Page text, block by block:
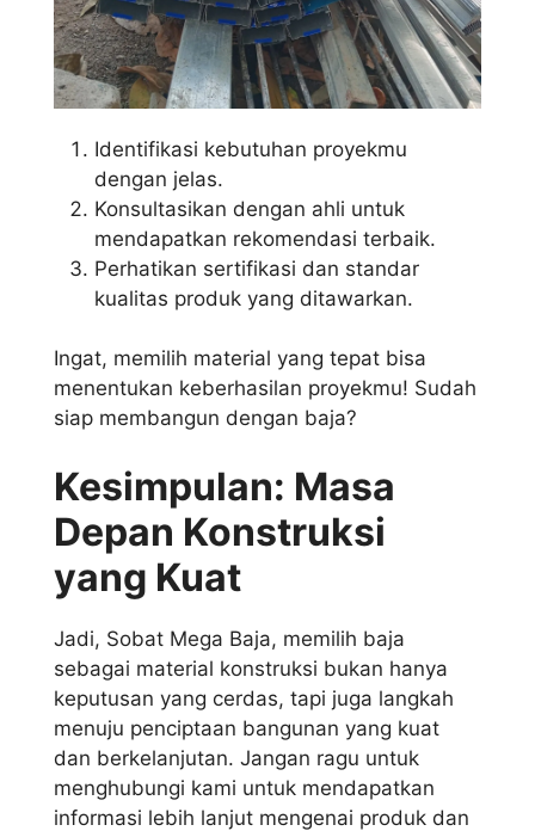
Identifikasi kebutuhan proyekmu
dengan jelas.
Konsultasikan dengan ahli untuk
mendapatkan rekomendasi terbaik.
Perhatikan sertifikasi dan standar
kualitas produk yang ditawarkan.
Ingat, memilih material yang tepat bisa
menentukan keberhasilan proyekmu! Sudah
siap membangun dengan baja?
Kesimpulan: Masa
Depan Konstruksi
yang Kuat
Jadi, Sobat Mega Baja, memilih baja
sebagai material konstruksi bukan hanya
keputusan yang cerdas, tapi juga langkah
menuju penciptaan bangunan yang kuat
dan berkelanjutan. Jangan ragu untuk
menghubungi kami untuk mendapatkan
informasi lebih lanjut mengenai produk dan